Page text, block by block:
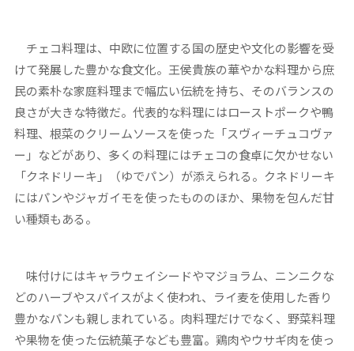
チェコ料理は、中欧に位置する国の歴史や文化の影響を受
けて発展した豊かな食文化。王侯貴族の華やかな料理から庶
民の素朴な家庭料理まで幅広い伝統を持ち、そのバランスの
良さが大きな特徴だ。代表的な料理にはローストポークや鴨
料理、根菜のクリームソースを使った「スヴィーチュコヴァ
ー」などがあり、多くの料理にはチェコの食卓に欠かせない
「クネドリーキ」（ゆでパン）が添えられる。クネドリーキ
にはパンやジャガイモを使ったもののほか、果物を包んだ甘
い種類もある。
味付けにはキャラウェイシードやマジョラム、ニンニクな
どのハーブやスパイスがよく使われ、ライ麦を使用した香り
豊かなパンも親しまれている。肉料理だけでなく、野菜料理
や果物を使った伝統菓子なども豊富。鶏肉やウサギ肉を使っ